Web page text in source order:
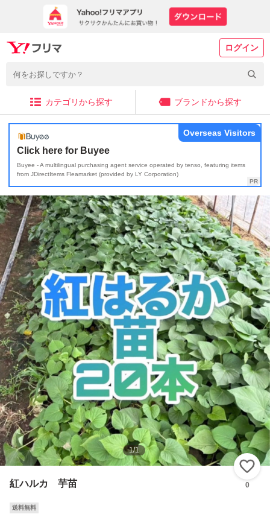
ログイン
カテゴリから探す ブランドから探す
Click here for Buyee
Buyee - A multilingual purchasing agent service operated by tenso, featuring items
from JDirectItems Fleamarket (provided by LY Corporation)
Overseas Visitors
1/1
紅ハルカ 芋苗 0
送料無料